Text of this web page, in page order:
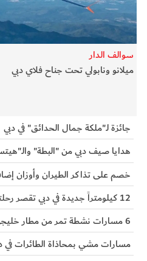
سوالف الدار
ميلانو ونابولي تحت جناح فلاي دبي
جائزة لـ"ملكة جمال الحدائق" في دبي
هدايا صيف دبي من "البطة"
خصم على تذاكر الطيران وأوزان
12 كيلومتراً جديدة في دبي تقصر رحلتك إلى ربع ساعة
6 مسارات نشطة تمر من مطار خليجي واحد
مسارات مشي بمحاذاة الطائرات في